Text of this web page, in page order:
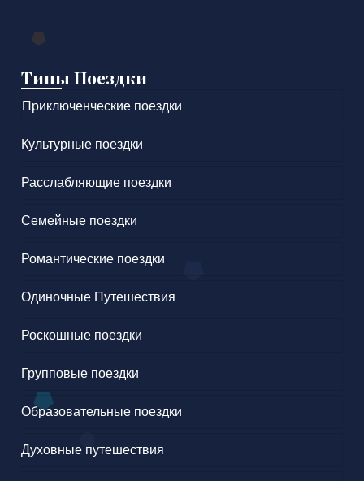
Типы Поездки
Приключенческие поездки
Культурные поездки
Расслабляющие поездки
Семейные поездки
Романтические поездки
Одиночные Путешествия
Роскошные поездки
Групповые поездки
Образовательные поездки
Духовные путешествия